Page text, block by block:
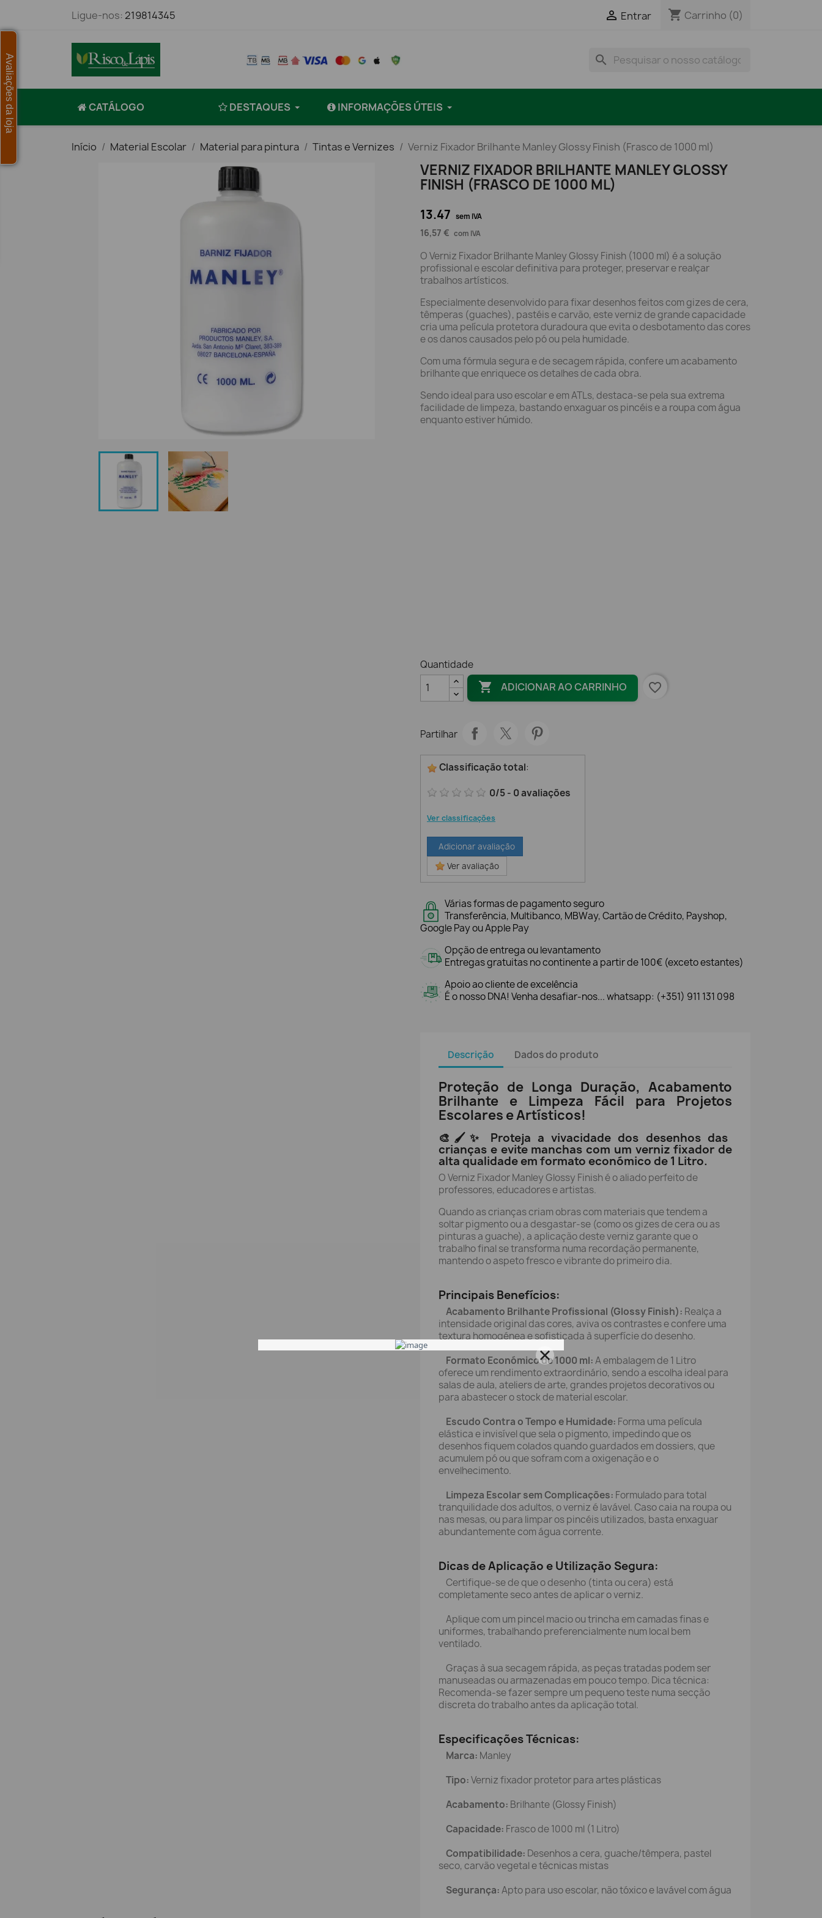
Ligue-nos: 219814345  Entrar shopping_cart Carrinho (0)
search
CATÁLOGO DESTAQUES INFORMAÇÕES ÚTEIS
Início Material Escolar Material para pintura Tintas e Vernizes Verniz Fixador Brilhante Manley Glossy Finish (Frasco de 1000 ml)
VERNIZ FIXADOR BRILHANTE MANLEY GLOSSY
FINISH (FRASCO DE 1000 ML)
13.47 sem IVA
16,57 € com IVA
O Verniz Fixador Brilhante Manley Glossy Finish (1000 ml) é a solução
profissional e escolar definitiva para proteger, preservar e realçar
trabalhos artísticos.
Especialmente desenvolvido para fixar desenhos feitos com gizes de cera,
têmperas (guaches), pastéis e carvão, este verniz de grande capacidade
cria uma película protetora duradoura que evita o desbotamento das cores
e os danos causados pelo pó ou pela humidade.
Com uma fórmula segura e de secagem rápida, confere um acabamento
brilhante que enriquece os detalhes de cada obra.
Sendo ideal para uso escolar e em ATLs, destaca-se pela sua extrema
facilidade de limpeza, bastando enxaguar os pincéis e a roupa com água
enquanto estiver húmido.
Quantidade
 ADICIONAR AO CARRINHO favorite_border
Partilhar
Classificação total:
0/5- 0avaliações
Ver classificações
Adicionar avaliação
Ver avaliação
Várias formas de pagamento seguro
Transferência, Multibanco, MBWay, Cartão de Crédito, Payshop,
Google Pay ou Apple Pay
Opção de entrega ou levantamento
Entregas gratuitas no continente a partir de 100€ (exceto estantes)
Apoio ao cliente de excelência
É o nosso DNA! Venha desafiar-nos... whatsapp: (+351) 911 131 098
Descrição Dados do produto
Proteção de Longa Duração, Acabamento
Brilhante e Limpeza Fácil para Projetos
Escolares e Artísticos!
🎨🖌️✨ Proteja a vivacidade dos desenhos das
crianças e evite manchas com um verniz fixador de
alta qualidade em formato económico de 1 Litro.
O Verniz Fixador Manley Glossy Finish é o aliado perfeito de
professores, educadores e artistas.
Quando as crianças criam obras com materiais que tendem a
soltar pigmento ou a desgastar-se (como os gizes de cera ou as
pinturas a guache), a aplicação deste verniz garante que o
trabalho final se transforma numa recordação permanente,
mantendo o aspeto fresco e vibrante do primeiro dia.
Principais Benefícios:
Acabamento Brilhante Profissional (Glossy Finish): Realça a
intensidade original das cores, aviva os contrastes e confere uma
textura homogénea e sofisticada à superfície do desenho.
Formato Económico de 1000 ml:A embalagem de 1 Litro
oferece um rendimento extraordinário, sendo a escolha ideal para
salas de aula, ateliers de arte, grandes projetos decorativos ou
para abastecer o stock de material escolar.
Escudo Contra o Tempo e Humidade: Forma uma película
elástica e invisível que sela o pigmento, impedindo que os
desenhos fiquem colados quando guardados em dossiers, que
acumulem pó ou que sofram com a oxigenação e o
envelhecimento.
Limpeza Escolar sem Complicações: Formulado para total
tranquilidade dos adultos, o verniz é lavável. Caso caia na roupa ou
nas mesas, ou para limpar os pincéis utilizados, basta enxaguar
abundantemente com água corrente.
Dicas de Aplicação e Utilização Segura:
Certifique-se de que o desenho (tinta ou cera) está
completamente seco antes de aplicar o verniz.
Aplique com um pincel macio ou trincha em camadas finas e
uniformes, trabalhando preferencialmente num local bem
ventilado.
Graças à sua secagem rápida, as peças tratadas podem ser
manuseadas ou armazenadas em pouco tempo. Dica técnica:
Recomenda-se fazer sempre um pequeno teste numa secção
discreta do trabalho antes da aplicação total.
Especificações Técnicas:
Marca: Manley
Tipo:Verniz fixador protetor para artes plásticas
Acabamento: Brilhante (Glossy Finish)
Capacidade: Frasco de 1000 ml (1 Litro)
Compatibilidade: Desenhos a cera, guache/têmpera, pastel
seco, carvão vegetal e técnicas mistas
Segurança:Apto para uso escolar, não tóxico e lavável com água
Avaliações da loja